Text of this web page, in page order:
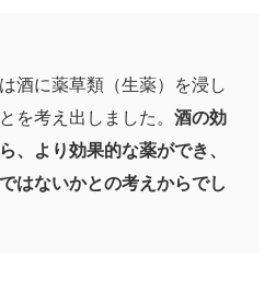
酒に薬草類（生薬）を浸し
を考え出しました。 酒の効
、より効果的な薬ができ、
はないかとの考えからでし